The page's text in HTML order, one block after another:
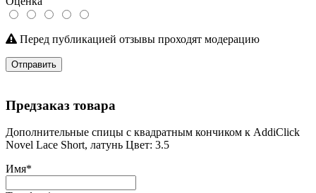
Перед публикацией отзывы проходят модерацию
Отправить
Предзаказ товара
Дополнительные спицы с квадратным кончиком к AddiClick
Novel Lace Short, латунь Цвет: 3.5
Имя*